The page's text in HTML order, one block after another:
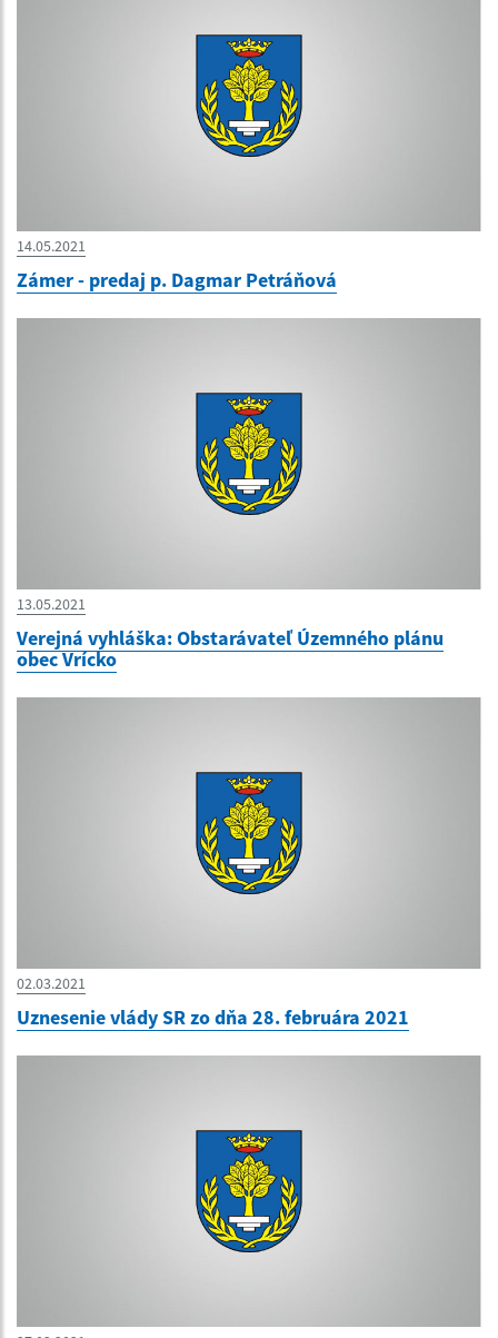
14.05.2021
Zámer - predaj p. Dagmar Petráňová
13.05.2021
Verejná vyhláška: Obstarávateľ Územného plánu
obec Vrícko
02.03.2021
Uznesenie vlády SR zo dňa 28. februára 2021